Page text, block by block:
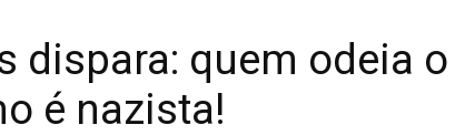
dispara: quem odeia o
é nazista!